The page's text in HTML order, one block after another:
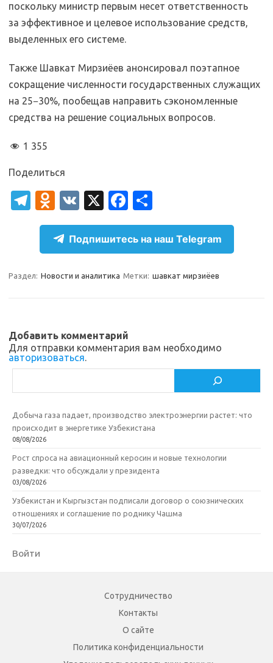
поскольку министр первым несет ответственность
за эффективное и целевое использование средств,
выделенных его системе.
Также Шавкат Мирзиёев анонсировал поэтапное
сокращение численности государственных служащих
на 25−30%, пообещав направить сэкономленные
средства на решение социальных вопросов.
1 355
Поделиться
T
el
gr
a
O
d
n
o
kl
ik
i
V
K
X
Fa
c
e
b
o
т
п
р
а
ь
Подпишитесь на наш Telegram
Раздел: Новости и аналитика Метки: шавкат мирзиёев
Добавить комментарий
Для отправки комментария вам необходимо
авторизоваться.
Добыча газа падает, производство электроэнергии растет: что
происходит в энергетике Узбекистана
08/08/2026
Рост спроса на авиационный керосин и новые технологии
разведки: что обсуждали у президента
03/08/2026
Узбекистан и Кыргызстан подписали договор о союзнических
отношениях и соглашение по роднику Чашма
30/07/2026
Войти
Сотрудничество
Контакты
О сайте
Политика конфиденциальности